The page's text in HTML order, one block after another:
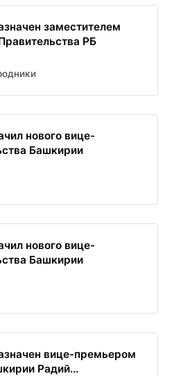
заместителем
РБ
нового вице-
Башкирии
нового вице-
Башкирии
вице-премьером
Радий...